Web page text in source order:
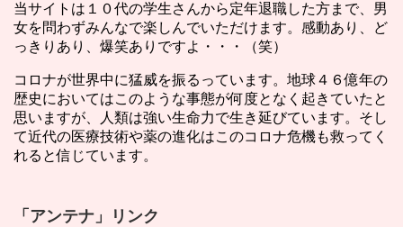
当サイトは１０代の学生さんから定年退職した方まで、男
女を問わずみんなで楽しんでいただけます。感動あり、ど
っきりあり、爆笑ありですよ・・・（笑）
コロナが世界中に猛威を振るっています。地球４６億年の
歴史においてはこのような事態が何度となく起きていたと
思いますが、人類は強い生命力で生き延びています。そし
て近代の医療技術や薬の進化はこのコロナ危機も救ってく
れると信じています。
「アンテナ」リンク